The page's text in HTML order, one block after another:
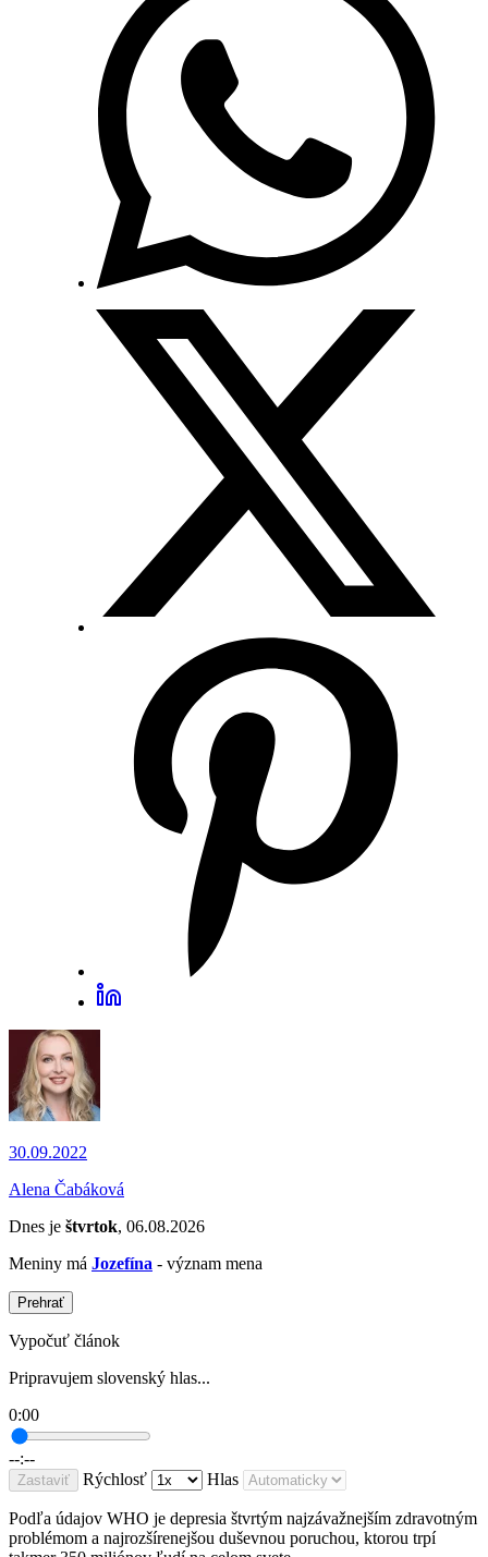
30.09.2022
Alena Čabáková
Dnes je štvrtok, 06.08.2026
Meniny má Jozefína - význam mena
Prehrať
Vypočuť článok
Pripravujem slovenský hlas...
0:00
--:--
Zastaviť Rýchlosť Hlas
Podľa údajov WHO je depresia štvrtým najzávažnejším zdravotným
problémom a najrozšírenejšou duševnou poruchou, ktorou trpí